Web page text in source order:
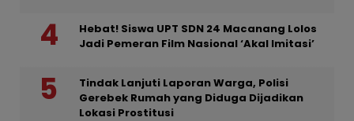
Hebat! Siswa UPT SDN 24 Macanang Lolos
Jadi Pemeran Film Nasional ‘Akal Imitasi’
Tindak Lanjuti Laporan Warga, Polisi
Gerebek Rumah yang Diduga Dijadikan
Lokasi Prostitusi